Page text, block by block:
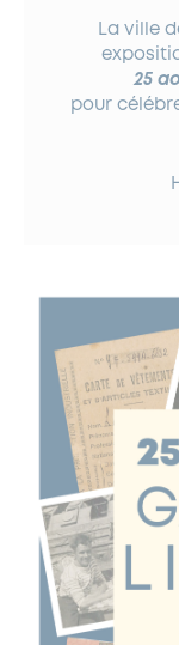
La ville
25
pour